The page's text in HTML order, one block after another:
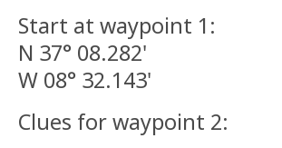
Start at waypoint 1:
N 37° 08.282'
W 08° 32.143'
Clues for waypoint 2: